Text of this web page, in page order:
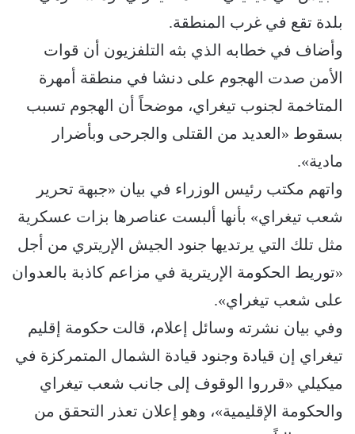
بلدة تقع في غرب المنطقة.
وأضاف في خطابه الذي بثه التلفزيون أن قوات
الأمن صدت الهجوم على دنشا في منطقة أمهرة
المتاخمة لجنوب تيغراي، موضحاً أن الهجوم تسبب
بسقوط «العديد من القتلى والجرحى وبأضرار
مادية».
واتهم مكتب رئيس الوزراء في بيان «جبهة تحرير
شعب تيغراي» بأنها ألبست عناصرها بزات عسكرية
مثل تلك التي يرتديها جنود الجيش الإريتري من أجل
«توريط الحكومة الإريترية في مزاعم كاذبة بالعدوان
على شعب تيغراي».
وفي بيان نشرته وسائل إعلام، قالت حكومة إقليم
تيغراي إن قيادة وجنود قيادة الشمال المتمركزة في
ميكيلي «قرروا الوقوف إلى جانب شعب تيغراي
والحكومة الإقليمية»، وهو إعلان تعذر التحقق من